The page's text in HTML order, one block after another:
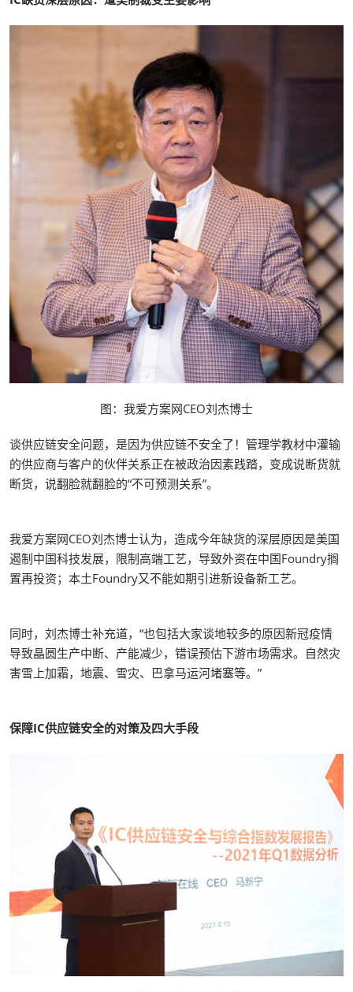
图：我爱方案网CEO刘杰博士
谈供应链安全问题，是因为供应链不安全了！管理学教材中灌输
的供应商与客户的伙伴关系正在被政治因素践踏，变成说断货就
断货，说翻脸就翻脸的“不可预测关系”。
我爱方案网CEO刘杰博士认为，造成今年缺货的深层原因是美国
遏制中国科技发展，限制高端工艺，导致外资在中国Foundry搁
置再投资；本土Foundry又不能如期引进新设备新工艺。
同时，刘杰博士补充道，“也包括大家谈地较多的原因新冠疫情
导致晶圆生产中断、产能减少，错误预估下游市场需求。自然灾
害雪上加霜，地震、雪灾、巴拿马运河堵塞等。”
保障IC供应链安全的对策及四大手段